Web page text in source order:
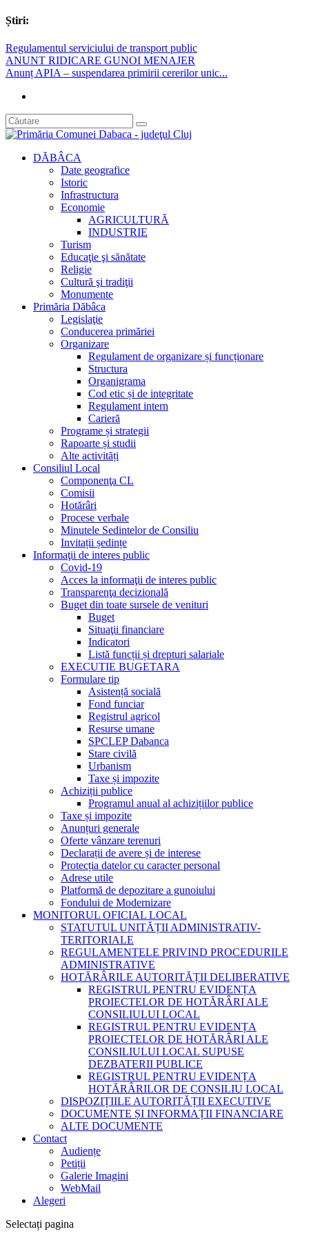
Știri:
Regulamentul serviciului de transport public
ANUNT RIDICARE GUNOI MENAJER
Anunț APIA – suspendarea primirii cererilor unic...
DĂBÂCA
Date geografice
Istoric
Infrastructura
Economie
AGRICULTURĂ
INDUSTRIE
Turism
Educaţie şi sănătate
Religie
Cultură şi tradiţii
Monumente
Primăria Dăbâca
Legislaţie
Conducerea primăriei
Organizare
Regulament de organizare și funcționare
Structura
Organigrama
Cod etic și de integritate
Regulament intern
Carieră
Programe și strategii
Rapoarte și studii
Alte activități
Consiliul Local
Componenţa CL
Comisii
Hotărâri
Procese verbale
Minutele Sedintelor de Consiliu
Invitații ședințe
Informaţii de interes public
Covid-19
Acces la informaţii de interes public
Transparenţa decizională
Buget din toate sursele de venituri
Buget
Situaţii financiare
Indicatori
Listă funcții și drepturi salariale
EXECUTIE BUGETARA
Formulare tip
Asistență socială
Fond funciar
Registrul agricol
Resurse umane
SPCLEP Dabanca
Stare civilă
Urbanism
Taxe și impozite
Achiziții publice
Programul anual al achizițiilor publice
Taxe și impozite
Anunțuri generale
Oferte vânzare terenuri
Declarații de avere și de interese
Protecția datelor cu caracter personal
Adrese utile
Platformă de depozitare a gunoiului
Fondului de Modernizare
MONITORUL OFICIAL LOCAL
STATUTUL UNITĂȚII ADMINISTRATIV-
TERITORIALE
REGULAMENTELE PRIVIND PROCEDURILE
ADMINISTRATIVE
HOTĂRÂRILE AUTORITĂȚII DELIBERATIVE
REGISTRUL PENTRU EVIDENȚA
PROIECTELOR DE HOTĂRÂRI ALE
CONSILIULUI LOCAL
REGISTRUL PENTRU EVIDENȚA
PROIECTELOR DE HOTĂRÂRI ALE
CONSILIULUI LOCAL SUPUSE
DEZBATERII PUBLICE
REGISTRUL PENTRU EVIDENȚA
HOTĂRÂRILOR DE CONSILIU LOCAL
DISPOZIȚIILE AUTORITĂȚII EXECUTIVE
DOCUMENTE ȘI INFORMAȚII FINANCIARE
ALTE DOCUMENTE
Contact
Audiențe
Petiții
Galerie Imagini
WebMail
Alegeri
Selectați pagina